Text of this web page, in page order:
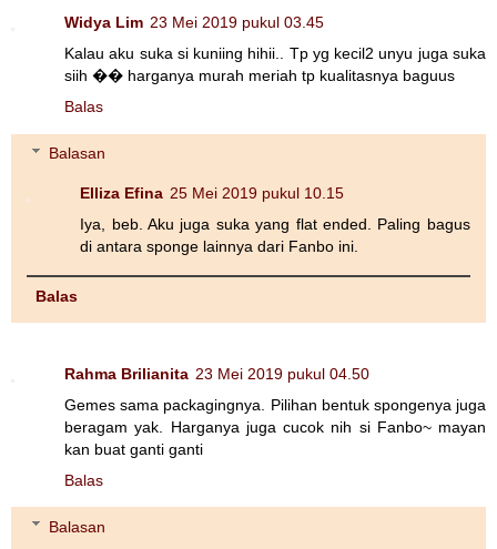
Widya Lim 23 Mei 2019 pukul 03.45
Kalau aku suka si kuniing hihii.. Tp yg kecil2 unyu juga suka
siih �� harganya murah meriah tp kualitasnya baguus
Balas
Balasan
Elliza Efina 25 Mei 2019 pukul 10.15
Iya, beb. Aku juga suka yang flat ended. Paling bagus
di antara sponge lainnya dari Fanbo ini.
Balas
Rahma Brilianita 23 Mei 2019 pukul 04.50
Gemes sama packagingnya. Pilihan bentuk spongenya juga
beragam yak. Harganya juga cucok nih si Fanbo~ mayan
kan buat ganti ganti
Balas
Balasan